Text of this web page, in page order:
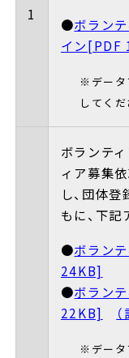
1
●ボラン
イン[PDF
※データ
してくだ
ボランテ
ィア募集
し、団体
もに、下記
●ボラン
24KB]
●ボラン
22KB]
※データ